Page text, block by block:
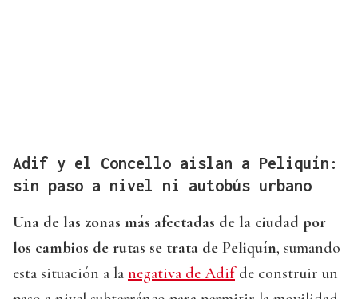
Adif y el Concello aislan a Peliquín:
sin paso a nivel ni autobús urbano
Una de las zonas más afectadas de la ciudad por
los cambios de rutas se trata de Peliquín, sumando
esta situación a la negativa de Adifde construir un